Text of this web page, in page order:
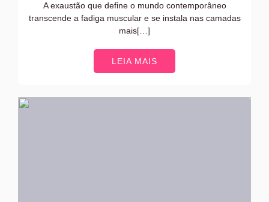
A exaustão que define o mundo contemporâneo
transcende a fadiga muscular e se instala nas camadas
mais[…]
LEIA MAIS